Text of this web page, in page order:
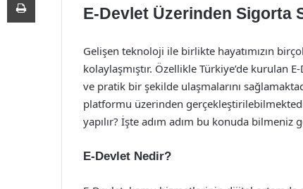
E-Devlet Üzerinden Sigorta
Gelişen teknoloji ile birlikte hayatımızın
kolaylaşmıştır. Özellikle Türkiye’de kurulan
ve pratik bir şekilde ulaşmalarını
platformu üzerinden
yapılır? İşte adım adım bu konuda bilmeniz
E-Devlet Nedir?